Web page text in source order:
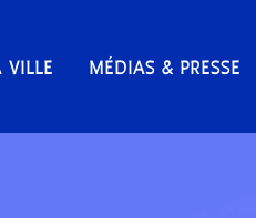
MÉDIAS & PRESSE